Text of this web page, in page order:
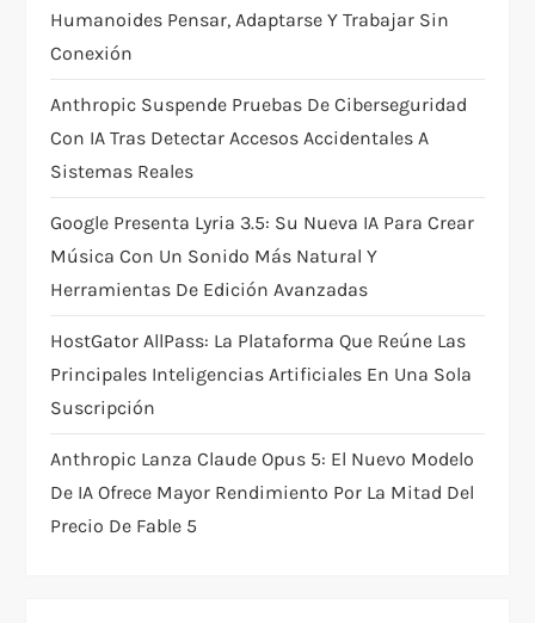
t
i
o
n
Humanoides Pensar, Adaptarse Y Trabajar Sin
Conexión
Anthropic Suspende Pruebas De Ciberseguridad
Con IA Tras Detectar Accesos Accidentales A
Sistemas Reales
Google Presenta Lyria 3.5: Su Nueva IA Para Crear
Música Con Un Sonido Más Natural Y
Herramientas De Edición Avanzadas
HostGator AllPass: La Plataforma Que Reúne Las
Principales Inteligencias Artificiales En Una Sola
Suscripción
Anthropic Lanza Claude Opus 5: El Nuevo Modelo
De IA Ofrece Mayor Rendimiento Por La Mitad Del
Precio De Fable 5